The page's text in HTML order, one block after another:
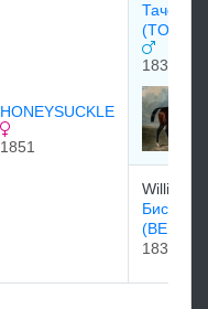
HONEYSUCKLE
1851
Тачстоун
1831
William
Бисуинг
1833